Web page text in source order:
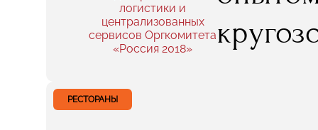
в
логистики и
централизованных
сервисов Оргкомитета
«Россия 2018»
РЕСТОРАНЫ